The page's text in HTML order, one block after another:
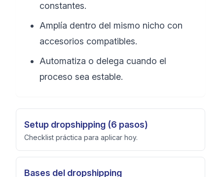
constantes.
Amplía dentro del mismo nicho con
accesorios compatibles.
Automatiza o delega cuando el
proceso sea estable.
Setup dropshipping (6 pasos)
Checklist práctica para aplicar hoy.
Bases del dropshipping